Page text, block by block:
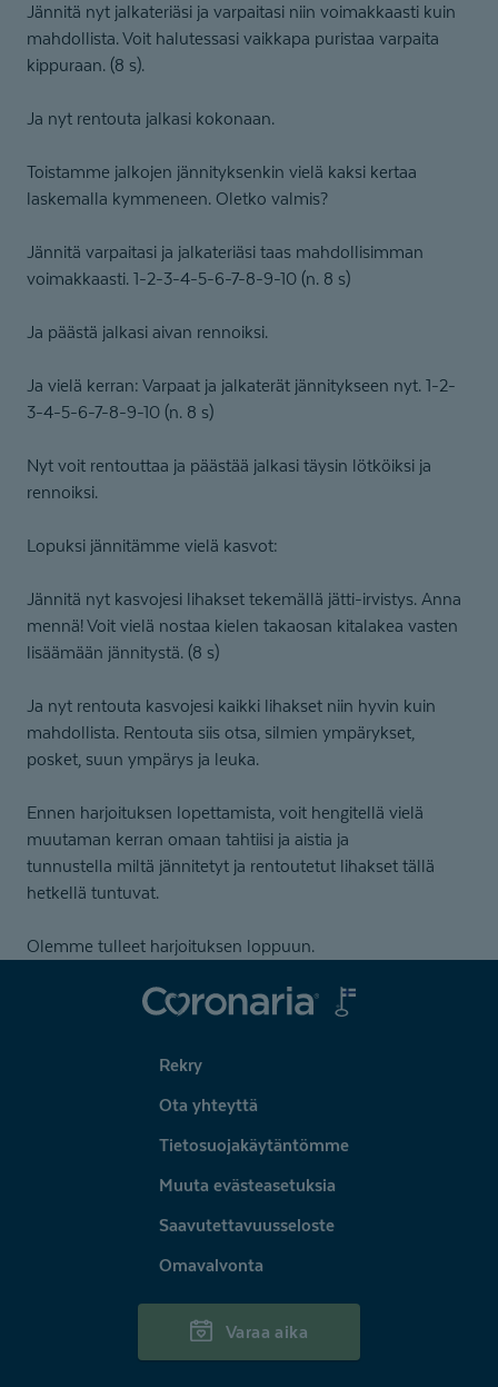
Jännitä nyt jalkateriäsi ja varpaitasi niin voimakkaasti kuin
mahdollista. Voit halutessasi vaikkapa puristaa varpaita
kippuraan. (8 s).
Ja nyt rentouta jalkasi kokonaan.
Toistamme jalkojen jännityksenkin vielä kaksi kertaa
laskemalla kymmeneen. Oletko valmis?
Jännitä varpaitasi ja jalkateriäsi taas mahdollisimman
voimakkaasti. 1-2-3-4-5-6-7-8-9-10 (n. 8 s)
Ja päästä jalkasi aivan rennoiksi.
Ja vielä kerran: Varpaat ja jalkaterät jännitykseen nyt. 1-2-
3-4-5-6-7-8-9-10 (n. 8 s)
Nyt voit rentouttaa ja päästää jalkasi täysin lötköiksi ja
rennoiksi.
Lopuksi jännitämme vielä kasvot:
Jännitä nyt kasvojesi lihakset tekemällä jätti-irvistys. Anna
mennä! Voit vielä nostaa kielen takaosan kitalakea vasten
lisäämään jännitystä. (8 s)
Ja nyt rentouta kasvojesi kaikki lihakset niin hyvin kuin
mahdollista. Rentouta siis otsa, silmien ympärykset,
posket, suun ympärys ja leuka.
Ennen harjoituksen lopettamista, voit hengitellä vielä
muutaman kerran omaan tahtiisi ja aistia ja
tunnustella miltä jännitetyt ja rentoutetut lihakset tällä
hetkellä tuntuvat.
Olemme tulleet harjoituksen loppuun.
Coronaria
Rekry
Ota yhteyttä
Tietosuojakäytäntömme
Muuta evästeasetuksia
Saavutettavuusseloste
Omavalvonta
Varaa aika